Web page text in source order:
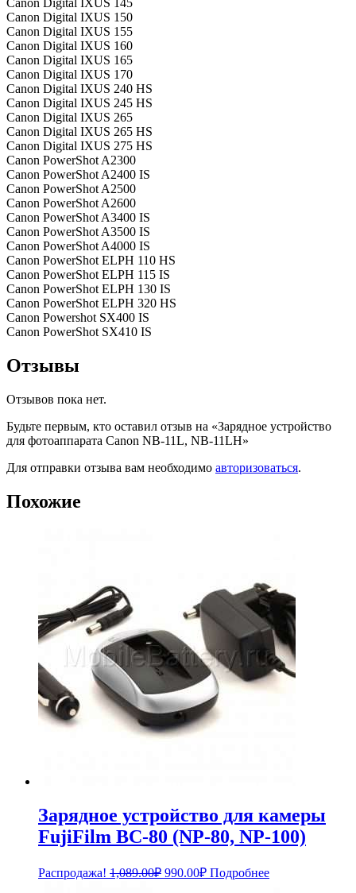
Canon Digital IXUS 145
Canon Digital IXUS 150
Canon Digital IXUS 155
Canon Digital IXUS 160
Canon Digital IXUS 165
Canon Digital IXUS 170
Canon Digital IXUS 240 HS
Canon Digital IXUS 245 HS
Canon Digital IXUS 265
Canon Digital IXUS 265 HS
Canon Digital IXUS 275 HS
Canon PowerShot A2300
Canon PowerShot A2400 IS
Canon PowerShot A2500
Canon PowerShot A2600
Canon PowerShot A3400 IS
Canon PowerShot A3500 IS
Canon PowerShot A4000 IS
Canon PowerShot ELPH 110 HS
Canon PowerShot ELPH 115 IS
Canon PowerShot ELPH 130 IS
Canon PowerShot ELPH 320 HS
Canon Powershot SX400 IS
Canon PowerShot SX410 IS
Отзывы
Отзывов пока нет.
Будьте первым, кто оставил отзыв на «Зарядное устройство
для фотоаппарата Canon NB-11L, NB-11LH»
Для отправки отзыва вам необходимо авторизоваться.
Похожие
Зарядное устройство для камеры
FujiFilm BC-80 (NP-80, NP-100)
Распродажа! 1,089.00₽ Первоначальная
990.00₽Текущая
цена:
Подробнее